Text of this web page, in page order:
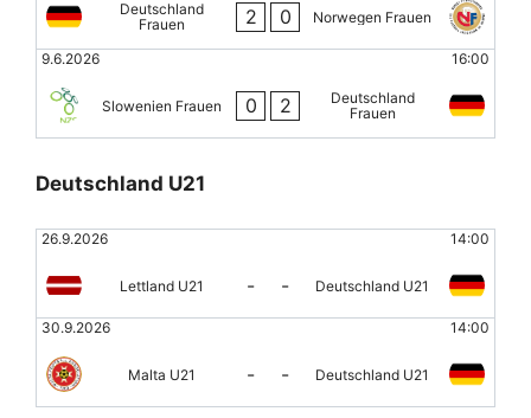
Deutschland
Frauen
2 0 Norwegen Frauen
9.6.2026 16:00
Slowenien Frauen 0 2
Deutschland
Frauen
Deutschland U21
26.9.2026 14:00
Lettland U21 - - Deutschland U21
30.9.2026 14:00
Malta U21 - - Deutschland U21